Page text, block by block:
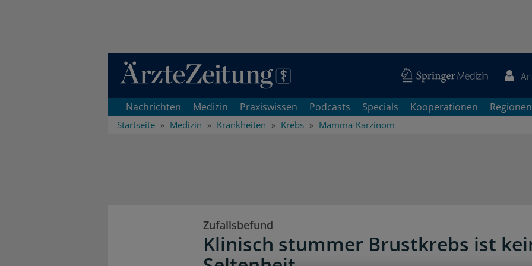
Direkt zum Inhaltsbereich
Nachrichten Medizin Praxiswissen Podcasts Specials Kooperationen Regionen
Startseite Medizin Krankheiten Krebs Mamma-Karzinom
Zufallsbefund
Klinisch stummer Brustkrebs ist